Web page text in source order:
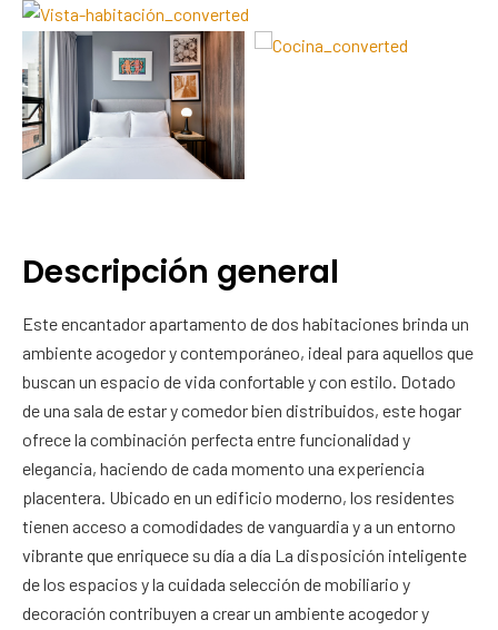
Descripción general
Este encantador apartamento de dos habitaciones brinda un
ambiente acogedor y contemporáneo, ideal para aquellos que
buscan un espacio de vida confortable y con estilo. Dotado
de una sala de estar y comedor bien distribuidos, este hogar
ofrece la combinación perfecta entre funcionalidad y
elegancia, haciendo de cada momento una experiencia
placentera. Ubicado en un edificio moderno, los residentes
tienen acceso a comodidades de vanguardia y a un entorno
vibrante que enriquece su día a día La disposición inteligente
de los espacios y la cuidada selección de mobiliario y
decoración contribuyen a crear un ambiente acogedor y